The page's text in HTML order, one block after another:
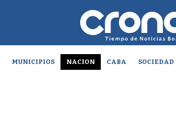
MUNICIPIOS NACION CABA SOCIEDAD